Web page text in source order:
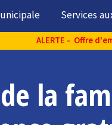
Services
ALERTE - Offre
la